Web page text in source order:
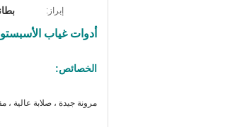
إبراز:
أدوات غياب
الخصائص:
مرونة جيدة ، صلابة عالية ،